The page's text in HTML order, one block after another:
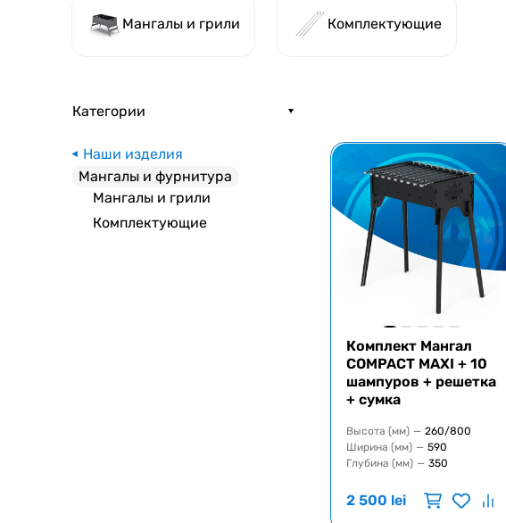
Мангалы и грили Комплектующие
Категории
Наши изделия
Мангалы и фурнитура
Мангалы и грили
Комплектующие
Комплект Мангал
COMPACT MAXI + 10
шампуров + решетка
+ сумка
Высота (мм) — 260/800
Ширина (мм) — 590
Глубина (мм) — 350
2 500 lei